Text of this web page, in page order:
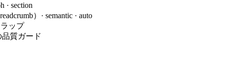
· section
）· semantic · auto
ップ
質ガード